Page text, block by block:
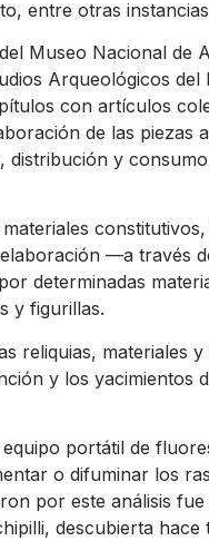
entre otras
Museo Nacional de
Arqueológicos
con artículos
de las piezas
y
—a través
determinadas
y figurillas.
reliquias, materiales
y los yacimientos
portátil de
o difuminar los
por este análisis
descubierta